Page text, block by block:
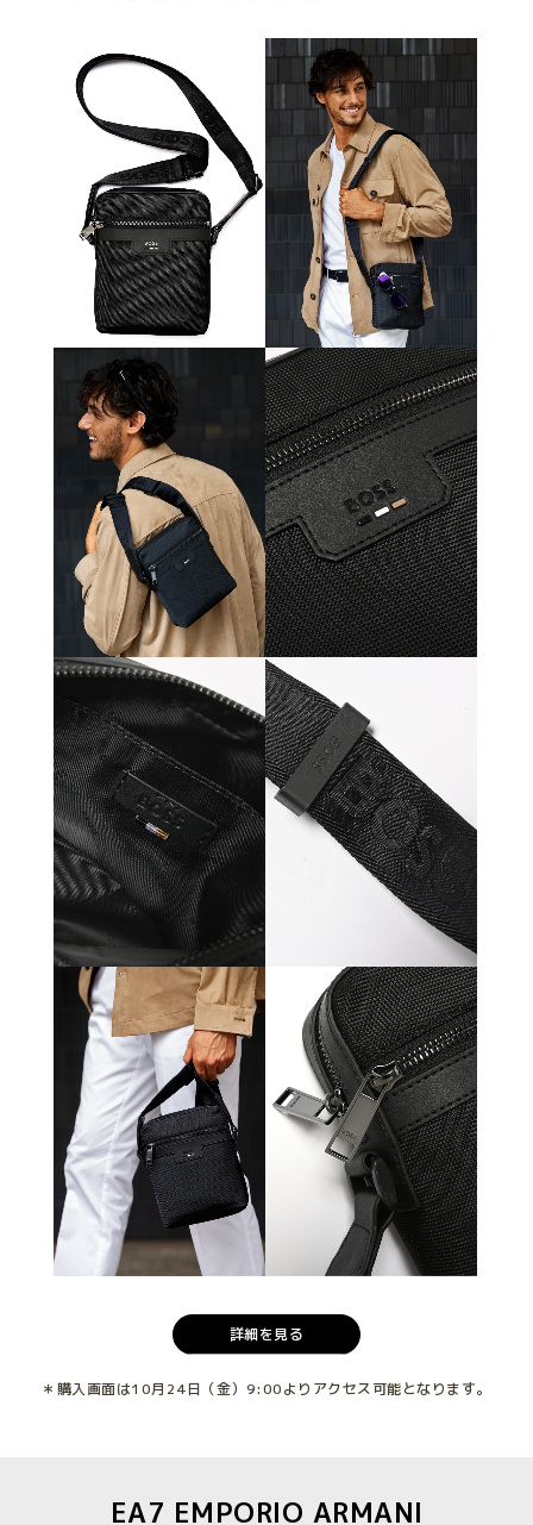
詳細を見る
＊購入画面は10月24日（金）9:00よりアクセス可能となります。
EA7 EMPORIO ARMANI